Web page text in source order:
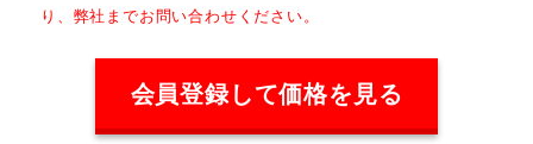
り、弊社までお問い合わせください。
会員登録して価格を見る